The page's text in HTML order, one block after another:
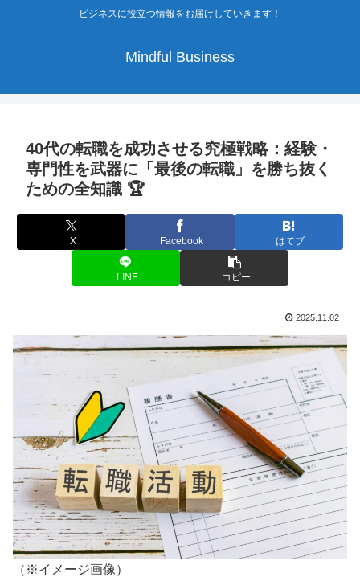
ビジネスに役立つ情報をお届けしていきます！
Mindful Business
40代の転職を成功させる究極戦略：経験・
専門性を武器に「最後の転職」を勝ち抜く
ための全知識 🏆
X Facebook はてブ
LINE コピー
2025.11.02
（※イメージ画像）